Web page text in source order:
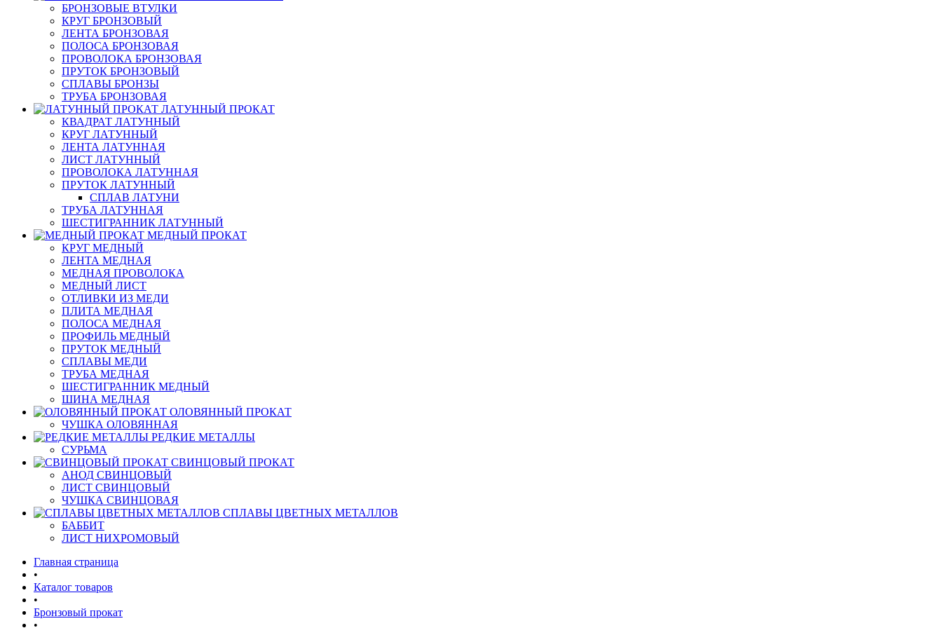
БРОНЗОВЫЕ ВТУЛКИ
КРУГ БРОНЗОВЫЙ
ЛЕНТА БРОНЗОВАЯ
ПОЛОСА БРОНЗОВАЯ
ПРОВОЛОКА БРОНЗОВАЯ
ПРУТОК БРОНЗОВЫЙ
СПЛАВЫ БРОНЗЫ
ТРУБА БРОНЗОВАЯ
ЛАТУННЫЙ ПРОКАТ
КВАДРАТ ЛАТУННЫЙ
КРУГ ЛАТУННЫЙ
ЛЕНТА ЛАТУННАЯ
ЛИСТ ЛАТУННЫЙ
ПРОВОЛОКА ЛАТУННАЯ
ПРУТОК ЛАТУННЫЙ
СПЛАВ ЛАТУНИ
ТРУБА ЛАТУННАЯ
ШЕСТИГРАННИК ЛАТУННЫЙ
МЕДНЫЙ ПРОКАТ
КРУГ МЕДНЫЙ
ЛЕНТА МЕДНАЯ
МЕДНАЯ ПРОВОЛОКА
МЕДНЫЙ ЛИСТ
ОТЛИВКИ ИЗ МЕДИ
ПЛИТА МЕДНАЯ
ПОЛОСА МЕДНАЯ
ПРОФИЛЬ МЕДНЫЙ
ПРУТОК МЕДНЫЙ
СПЛАВЫ МЕДИ
ТРУБА МЕДНАЯ
ШЕСТИГРАННИК МЕДНЫЙ
ШИНА МЕДНАЯ
ОЛОВЯННЫЙ ПРОКАТ
ЧУШКА ОЛОВЯННАЯ
РЕДКИЕ МЕТАЛЛЫ
СУРЬМА
СВИНЦОВЫЙ ПРОКАТ
АНОД СВИНЦОВЫЙ
ЛИСТ СВИНЦОВЫЙ
ЧУШКА СВИНЦОВАЯ
СПЛАВЫ ЦВЕТНЫХ МЕТАЛЛОВ
БАББИТ
ЛИСТ НИХРОМОВЫЙ
Главная страница
•
Каталог товаров
•
Бронзовый прокат
•